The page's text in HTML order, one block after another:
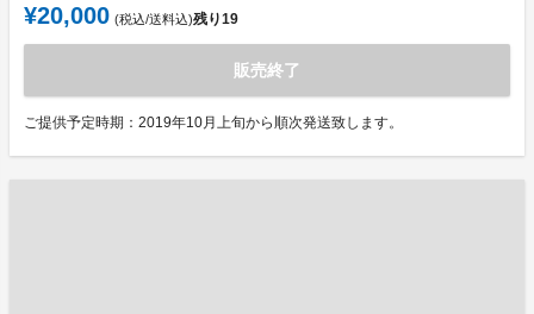
¥20,000 (税込/送料込)残り19
販売終了
ご提供予定時期：2019年10月上旬から順次発送致します。